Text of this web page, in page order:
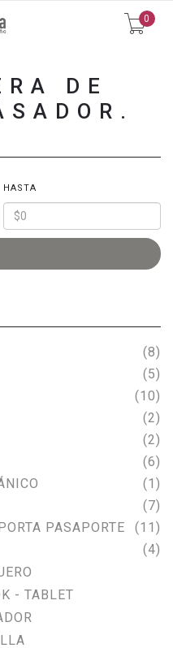
0
DE
HASTA
(8)
(5)
(10)
(2)
(2)
(6)
(1)
(7)
PASAPORTE
(11)
(4)
- TABLET